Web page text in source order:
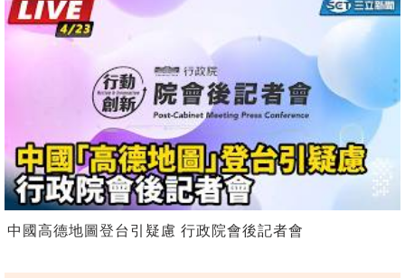
中國高德地圖登台引疑慮 行政院會後記者會